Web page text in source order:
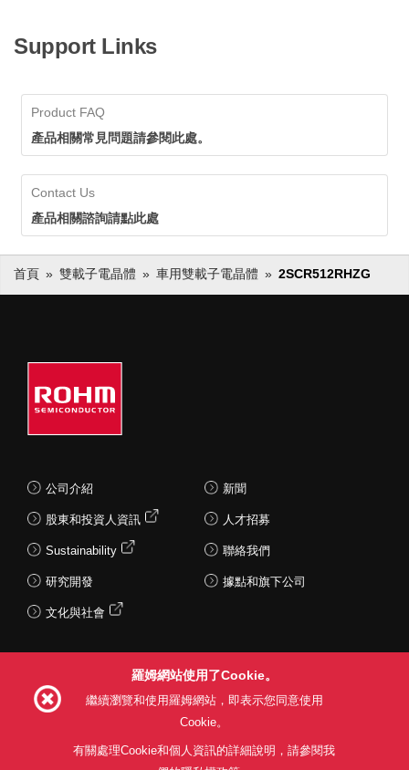
Support Links
Product FAQ
產品相關常見問題請參閱此處。
Contact Us
產品相關諮詢請點此處
首頁 雙載子電晶體 車用雙載子電晶體 2SCR512RHZG
公司介紹
股東和投資人資訊
Sustainability
研究開發
文化與社會
新聞
人才招募
聯絡我們
據點和旗下公司
羅姆網站使用了Cookie。
繼續瀏覽和使用羅姆網站，即表示您同意使用
Cookie。
有關處理Cookie和個人資訊的詳細說明，請參閱我